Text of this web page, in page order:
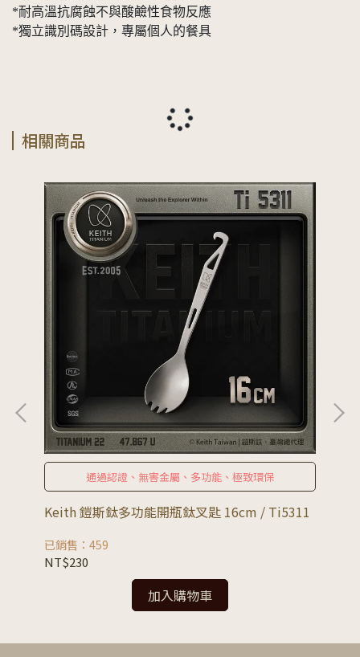
*耐高溫抗腐蝕不與酸鹼性食物反應
*獨立識別碼設計，專屬個人的餐具
相關商品
通過認證、無害金屬、多功能、極致環保
Keith 鎧斯鈦多功能開瓶鈦叉匙 16cm / Ti5311
已銷售：459
NT$230
加入購物車